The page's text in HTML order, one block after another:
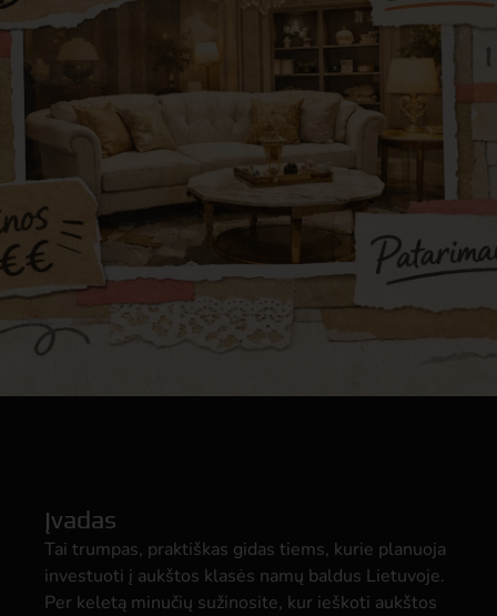
Įvadas
Tai trumpas, praktiškas gidas tiems, kurie planuoja
investuoti į aukštos klasės namų baldus Lietuvoje.
Per keletą minučių sužinosite, kur ieškoti aukštos